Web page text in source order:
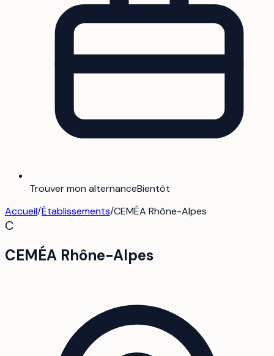
Trouver mon alternanceBientôt
Accueil/Établissements/CEMÉA Rhône-Alpes
C
CEMÉA Rhône-Alpes